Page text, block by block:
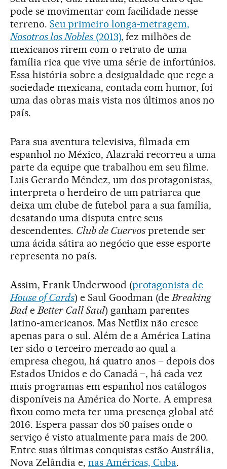
pode se movimentar com facilidade nesse
terreno. Seu primeiro longa-metragem,
Nosotros los Nobles(2013), fez milhões de
mexicanos rirem com o retrato de uma
família rica que vive uma série de infortúnios.
Essa história sobre a desigualdade que rege a
sociedade mexicana, contada com humor, foi
uma das obras mais vista nos últimos anos no
país.
Para sua aventura televisiva, filmada em
espanhol no México, Alazraki recorreu a uma
parte da equipe que trabalhou em seu filme.
Luis Gerardo Méndez, um dos protagonistas,
interpreta o herdeiro de um patriarca que
deixa um clube de futebol para a sua família,
desatando uma disputa entre seus
descendentes. Club de Cuervos pretende ser
uma ácida sátira ao negócio que esse esporte
representa no país.
Assim, Frank Underwood (protagonista de
House of Cards) e Saul Goodman (deBreaking
BadeBetter Call Saul) ganham parentes
latino-americanos. Mas Netflix não cresce
apenas para o sul. Além de a América Latina
ter sido o terceiro mercado ao qual a
empresa chegou, há quatro anos – depois dos
Estados Unidos e do Canadá –, há cada vez
mais programas em espanhol nos catálogos
disponíveis na América do Norte. A empresa
fixou como meta ter uma presença global até
2016. Espera passar dos 50 países onde o
serviço é visto atualmente para mais de 200.
Entre suas últimas conquistas estão Austrália,
Nova Zelândia e, nas Américas, Cuba.